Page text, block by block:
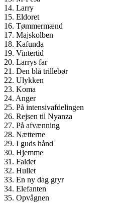
14. Larry
15. Eldoret
16. Tømmermænd
17. Majskolben
18. Kafunda
19. Vintertid
20. Larrys far
21. Den blå trillebør
22. Ulykken
23. Koma
24. Anger
25. På intensivafdelingen
26. Rejsen til Nyanza
27. På afvænning
28. Nætterne
29. I guds hånd
30. Hjemme
31. Faldet
32. Hullet
33. En ny dag gryr
34. Elefanten
35. Opvågnen